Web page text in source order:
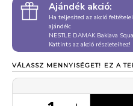
Ajándék akció:
Ha teljesíted az akció
ajándék:
NESTLE DAMAK Baklava
Kattints az akció részleteihez!
VÁLASSZ MENNYISÉGET! EZ A